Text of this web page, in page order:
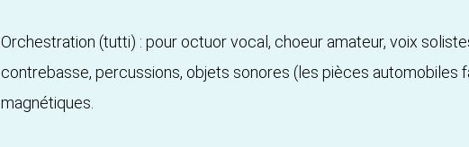
Orchestration (tutti) : pour octuor vocal, choeur amateur, voix
contrebasse, percussions, objets sonores (les pièces automobiles
magnétiques.